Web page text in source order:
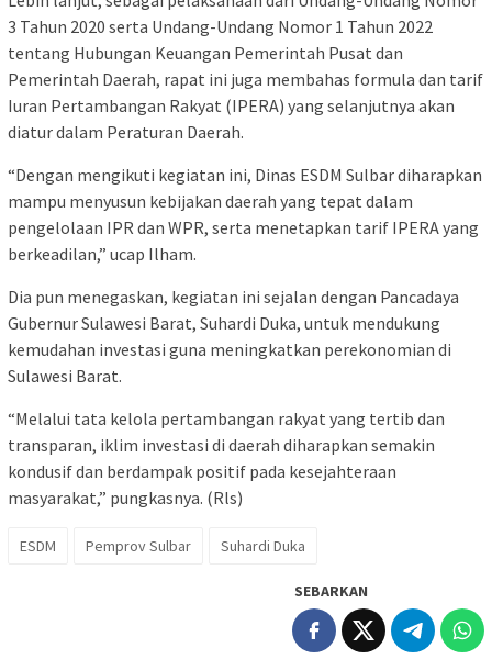
3 Tahun 2020 serta Undang-Undang Nomor 1 Tahun 2022
tentang Hubungan Keuangan Pemerintah Pusat dan
Pemerintah Daerah, rapat ini juga membahas formula dan tarif
Iuran Pertambangan Rakyat (IPERA) yang selanjutnya akan
diatur dalam Peraturan Daerah.
“Dengan mengikuti kegiatan ini, Dinas ESDM Sulbar diharapkan
mampu menyusun kebijakan daerah yang tepat dalam
pengelolaan IPR dan WPR, serta menetapkan tarif IPERA yang
berkeadilan,” ucap Ilham.
Dia pun menegaskan, kegiatan ini sejalan dengan Pancadaya
Gubernur Sulawesi Barat, Suhardi Duka, untuk mendukung
kemudahan investasi guna meningkatkan perekonomian di
Sulawesi Barat.
“Melalui tata kelola pertambangan rakyat yang tertib dan
transparan, iklim investasi di daerah diharapkan semakin
kondusif dan berdampak positif pada kesejahteraan
masyarakat,” pungkasnya. (Rls)
ESDM Pemprov Sulbar Suhardi Duka
SEBARKAN